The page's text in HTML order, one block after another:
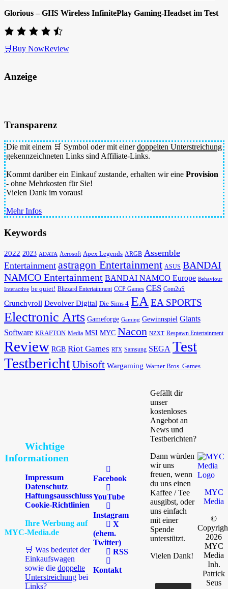
Glorious – GHS Wireless InfinitePlay Gaming-Headset im Test
🛒Buy NowReview
Anzeige
Transparenz
Die mit einem 🛒 Symbol oder mit einerdoppelten Unterstreichung
gekennzeichneten Links sind Affiliate-Links.
Kommt darüber ein Einkauf zustande, erhalten wir eine Provision
- ohne Mehrkosten für Sie!
Vielen Dank im voraus!
Mehr Infos
Keywords
2022 2023 ADATA Aerosoft Apex Legends ARGB Assemble
Entertainment astragon Entertainment ASUS BANDAI
NAMCO Entertainment BANDAI NAMCO Europe Behaviour
Interactive be quiet! Blizzard Entertainment CCP Games CES Com2uS
Crunchyroll Devolver Digital Die Sims 4 EAEA SPORTS
Electronic Arts Gameforge Gaming Gewinnspiel Giants
Software KRAFTON Media MSI MYC Nacon NZXT Respawn Entertainment
Review RGB Riot Games RTX Samsung SEGA Test
TestberichtUbisoft Wargaming Warner Bros. Games
Wichtige
Informationen
Impressum
Datenschutz
Haftungsausschluss
Cookie-Richtlinien
Ihre Werbung auf
MYC-Media.de
🛒 Was bedeutet der
Einkaufswagen
sowie die doppelte
Unterstreichung bei
Links?
Facebook
YouTube
Instagram
X
(ehem.
Twitter)
RSS
Kontakt
Gefällt dir
unser
kostenloses
Angebot an
News und
Testberichten?
Dann würden
wir uns
freuen, wenn
du uns einen
Kaffee / Tee
ausgibst, oder
uns einfach
mit einer
Spende
unterstützt.
Vielen Dank!
MYC
Media
©
2026
MYC
Media
Inh.
Patrick
Seus